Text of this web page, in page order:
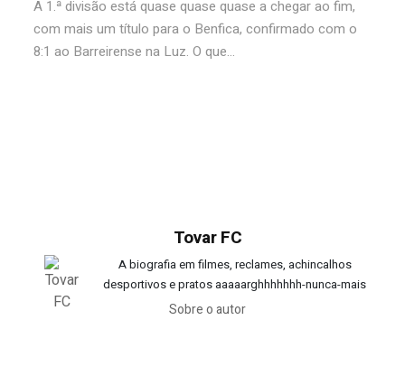
A 1.ª divisão está quase quase quase a chegar ao fim,
com mais um título para o Benfica, confirmado com o
8:1 ao Barreirense na Luz. O que...
Tovar FC
A biografia em filmes, reclames, achincalhos
desportivos e pratos aaaaarghhhhhhh-nunca-mais
Sobre o autor